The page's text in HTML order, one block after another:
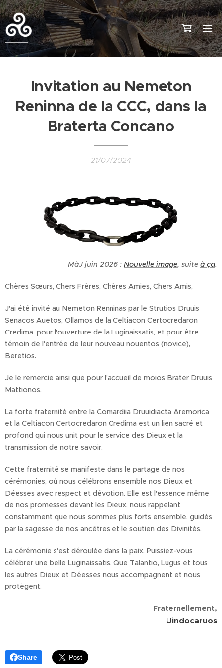
Invitation au Nemeton
Reninna de la CCC, dans la
Braterta Concano
21/07/2024
MàJ juin 2026 : Nouvelle image, suite à ça.
Chères Sœurs, Chers Frères, Chères Amies, Chers Amis,
J'ai été invité au Nemeton Renninas par le Strutios Druuis
Senacos Auetos, Ollamos de la Celtiacon Certocredaron
Credima, pour l'ouverture de la Luginaissatis, et pour être
témoin de l'entrée de leur nouveau nouentos (novice),
Beretios.
Je le remercie ainsi que pour l'accueil de moios Brater Druuis
Mattionos.
La forte fraternité entre la Comardiia Druuidiacta Aremorica
et la Celtiacon Certocredaron Credima est un lien sacré et
profond qui nous unit pour le service des Dieux et la
transmission de notre savoir.
Cette fraternité se manifeste dans le partage de nos
cérémonies, où nous célébrons ensemble nos Dieux et
Déesses avec respect et dévotion. Elle est l'essence même
de nos promesses devant les Dieux, nous rappelant
constamment que nous sommes plus forts ensemble, guidés
par la sagesse de nos ancêtres et le soutien des Divinités.
La cérémonie s'est déroulée dans la paix. Puissiez-vous
célébrer une belle Luginaissatis, Que Talantio, Lugus et tous
les autres Dieux et Déesses nous accompagnent et nous
protègent.
Fraternellement,
Uindocaruos
Share